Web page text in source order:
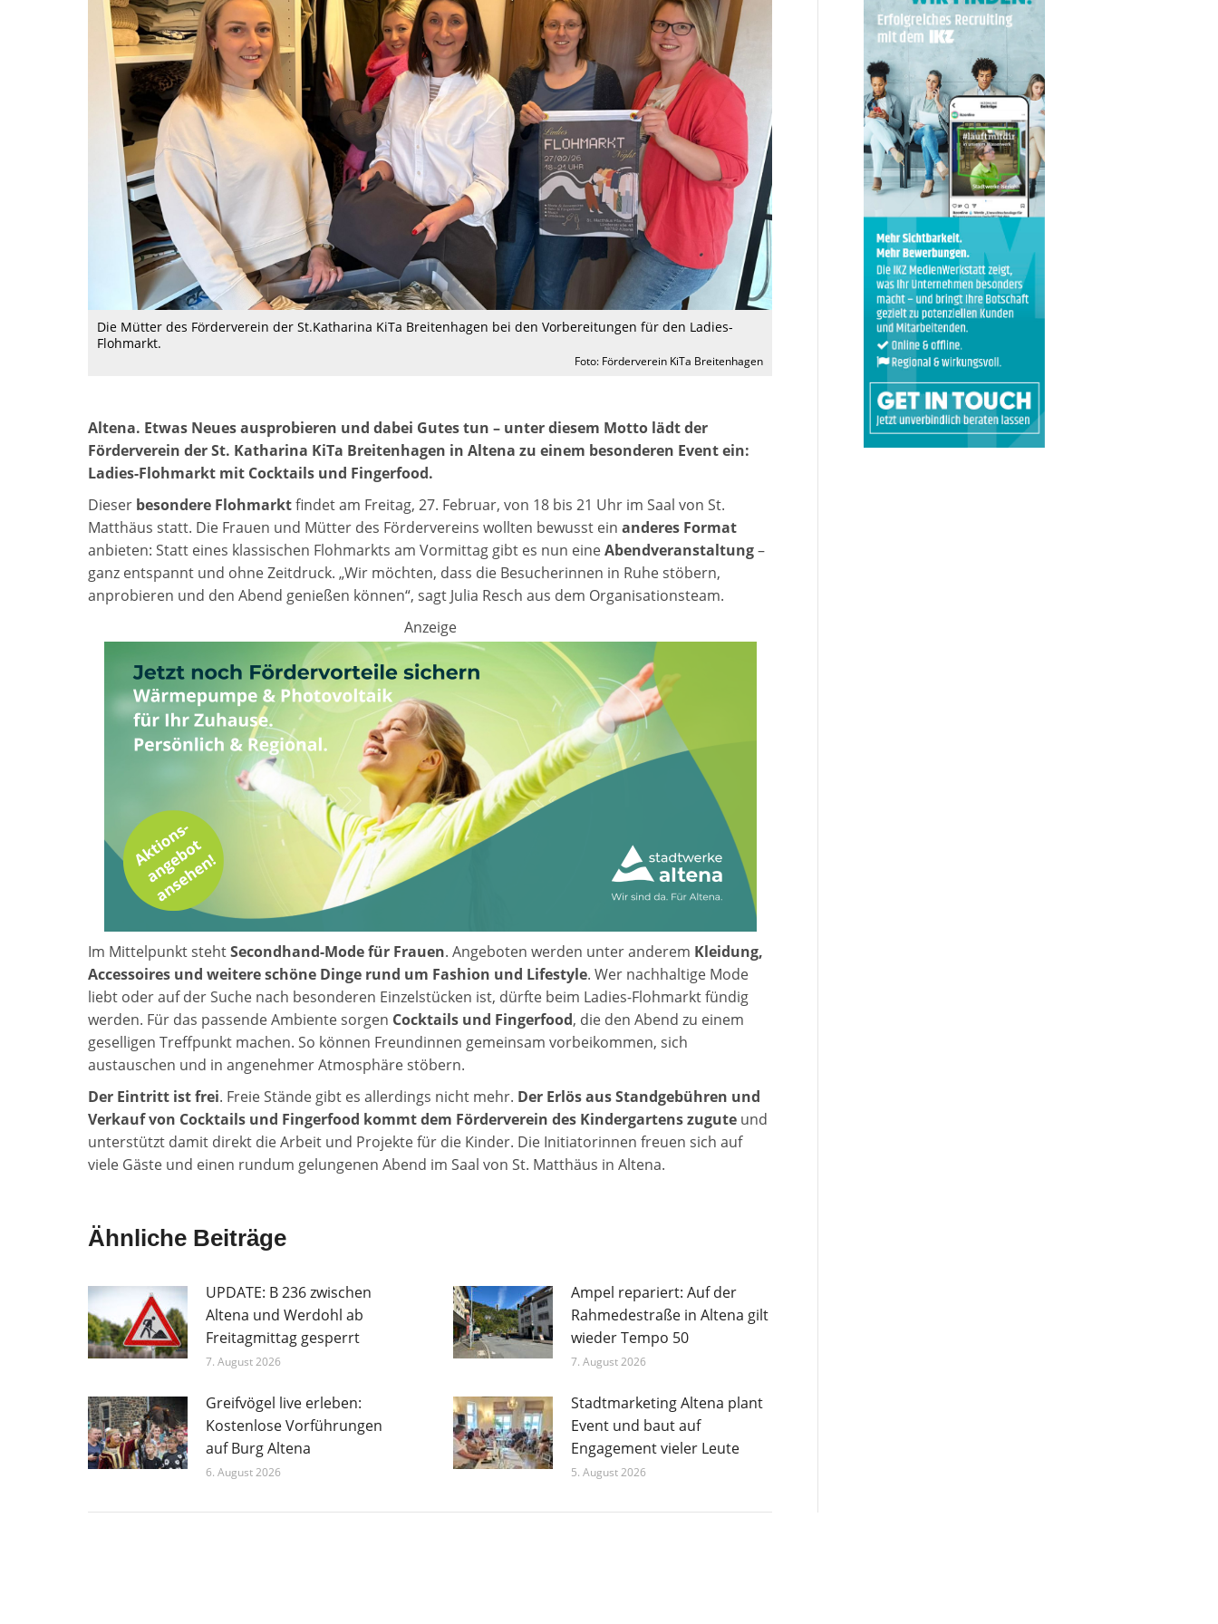
Die Mütter des Förderverein der St.Katharina KiTa Breitenhagen bei den Vorbereitungen für den Ladies-
Flohmarkt.
Foto: Förderverein KiTa Breitenhagen
Altena. Etwas Neues ausprobieren und dabei Gutes tun – unter diesem Motto lädt der
Förderverein der St. Katharina KiTa Breitenhagen in Altena zu einem besonderen Event ein:
Ladies-Flohmarkt mit Cocktails und Fingerfood.
Dieser besondere Flohmarktfindet am Freitag, 27. Februar, von 18 bis 21 Uhr im Saal von St.
Matthäus statt. Die Frauen und Mütter des Fördervereins wollten bewusst ein anderes Format
anbieten: Statt eines klassischen Flohmarkts am Vormittag gibt es nun eineAbendveranstaltung–
ganz entspannt und ohne Zeitdruck. „Wir möchten, dass die Besucherinnen in Ruhe stöbern,
anprobieren und den Abend genießen können“, sagt Julia Resch aus dem Organisationsteam.
Anzeige
Im Mittelpunkt stehtSecondhand-Mode für Frauen. Angeboten werden unter anderem Kleidung,
Accessoires und weitere schöne Dinge rund um Fashion und Lifestyle. Wer nachhaltige Mode
liebt oder auf der Suche nach besonderen Einzelstücken ist, dürfte beim Ladies-Flohmarkt fündig
werden. Für das passende Ambiente sorgen Cocktails und Fingerfood, die den Abend zu einem
geselligen Treffpunkt machen. So können Freundinnen gemeinsam vorbeikommen, sich
austauschen und in angenehmer Atmosphäre stöbern.
Der Eintritt ist frei. Freie Stände gibt es allerdings nicht mehr. Der Erlös aus Standgebühren und
Verkauf von Cocktails und Fingerfood kommt dem Förderverein des Kindergartens zugute und
unterstützt damit direkt die Arbeit und Projekte für die Kinder. Die Initiatorinnen freuen sich auf
viele Gäste und einen rundum gelungenen Abend im Saal von St. Matthäus in Altena.
Ähnliche Beiträge
UPDATE: B 236 zwischen
Altena und Werdohl ab
Freitagmittag gesperrt
7. August 2026
Ampel repariert: Auf der
Rahmedestraße in Altena gilt
wieder Tempo 50
7. August 2026
Greifvögel live erleben:
Kostenlose Vorführungen
auf Burg Altena
6. August 2026
Stadtmarketing Altena plant
Event und baut auf
Engagement vieler Leute
5. August 2026